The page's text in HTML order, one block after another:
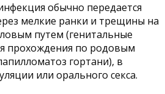
обычно передается
мелкие ранки и трещины на
путем (генитальные
прохождения по родовым
гортани), в
или орального секса.